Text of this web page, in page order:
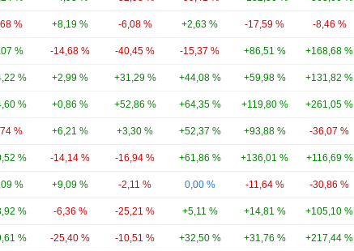
% +8,19 % -6,08 % +2,63 % -17,59 % -8,46 %
% -14,68 % -40,45 % -15,37 % +86,51 % +168,68 %
% +2,99 % +31,29 % +44,08 % +59,98 % +131,82 %
% +0,86 % +52,86 % +64,35 % +119,80 % +261,05 %
% +6,21 % +3,30 % +52,37 % +93,88 % -36,07 %
% -14,14 % -16,94 % +61,86 % +136,01 % +116,69 %
% +9,09 % -2,11 % 0,00 % -11,64 % -30,86 %
% -6,36 % -25,21 % +5,11 % +14,81 % +105,10 %
% -25,40 % -10,51 % +32,50 % +31,76 % +217,44 %